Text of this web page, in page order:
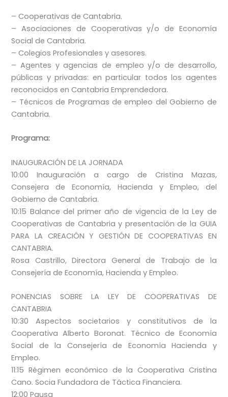
– Cooperativas de Cantabria.
– Asociaciones de Cooperativas y/o de Economía
Social de Cantabria.
– Colegios Profesionales y asesores.
– Agentes y agencias de empleo y/o de desarrollo,
públicas y privadas: en particular todos los agentes
reconocidos en Cantabria Emprendedora.
– Técnicos de Programas de empleo del Gobierno de
Cantabria.
Programa:
INAUGURACIÓN DE LA JORNADA
10:00 Inauguración a cargo de Cristina Mazas,
Consejera de Economía, Hacienda y Empleo, del
Gobierno de Cantabria.
10:15 Balance del primer año de vigencia de la Ley de
Cooperativas de Cantabria y presentación de la GUIA
PARA LA CREACIÓN Y GESTIÓN DE COOPERATIVAS EN
CANTABRIA.
Rosa Castrillo, Directora General de Trabajo de la
Consejería de Economía, Hacienda y Empleo.
PONENCIAS SOBRE LA LEY DE COOPERATIVAS DE
CANTABRIA
10:30 Aspectos societarios y constitutivos de la
Cooperativa Alberto Boronat. Técnico de Economía
Social de la Consejería de Economía Hacienda y
Empleo.
11:15 Régimen económico de la Cooperativa Cristina
Cano. Socia Fundadora de Táctica Financiera.
12:00 Pausa